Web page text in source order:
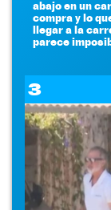
abajo en un
compra y lo
llegar a la
parece
3